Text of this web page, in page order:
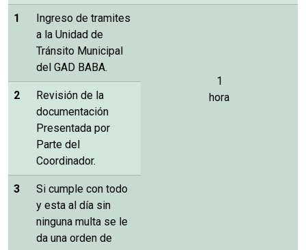
1
Ingreso de tramites
a la Unidad de
Tránsito Municipal
del GAD BABA.
1
hora
2
Revisión de la
documentación
Presentada por
Parte del
Coordinador.
3
Si cumple con todo
y esta al día sin
ninguna multa se le
da una orden de